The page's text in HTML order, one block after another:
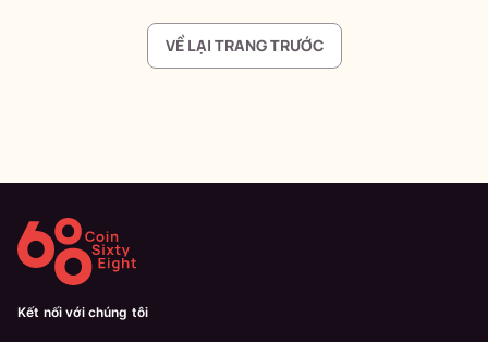
VỀ LẠI TRANG TRƯỚC
Kết nối với chúng tôi